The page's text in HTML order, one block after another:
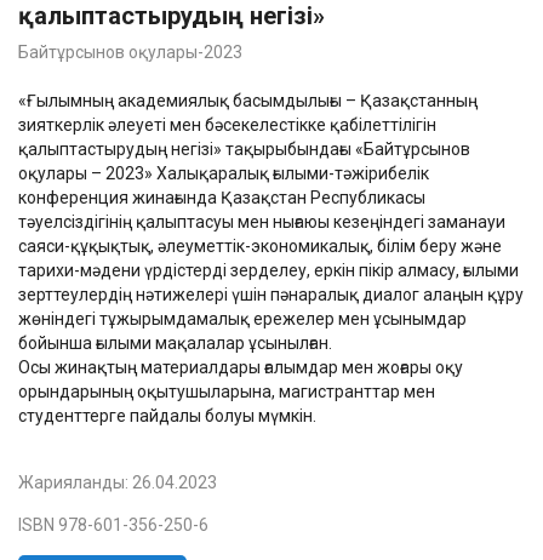
қалыптастырудың негізі»
Байтұрсынов оқулары-2023
«Ғылымның академиялық басымдылығы – Қазақстанның
зияткерлік әлеуеті мен бәсекелестікке қабілеттілігін
қалыптастырудың негізі» тақырыбындағы «Байтұрсынов
оқулары – 2023» Халықаралық ғылыми-тәжірибелік
конференция жинағында Қазақстан Республикасы
тәуелсіздігінің қалыптасуы мен нығаюы кезеңіндегі заманауи
саяси-құқықтық, әлеуметтік-экономикалық, білім беру және
тарихи-мәдени үрдістерді зерделеу, еркін пікір алмасу, ғылыми
зерттеулердің нәтижелері үшін пәнаралық диалог алаңын құру
жөніндегі тұжырымдамалық ережелер мен ұсынымдар
бойынша ғылыми мақалалар ұсынылған.
Осы жинақтың материалдары ғалымдар мен жоғары оқу
орындарының оқытушыларына, магистранттар мен
студенттерге пайдалы болуы мүмкін.
Жарияланды: 26.04.2023
ISBN 978-601-356-250-6